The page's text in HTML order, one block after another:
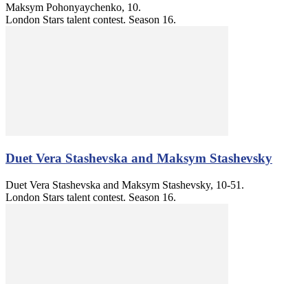
Maksym Pohonyaychenko, 10.
London Stars talent contest. Season 16.
Duet Vera Stashevskа and Maksym Stashevsky
Duet Vera Stashevskа and Maksym Stashevsky, 10-51.
London Stars talent contest. Season 16.